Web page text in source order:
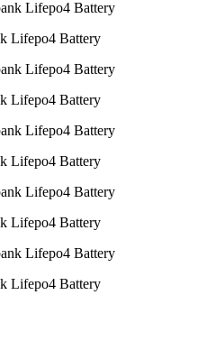
Lifepo4 Battery
Lifepo4 Battery
Lifepo4 Battery
Lifepo4 Battery
Lifepo4 Battery